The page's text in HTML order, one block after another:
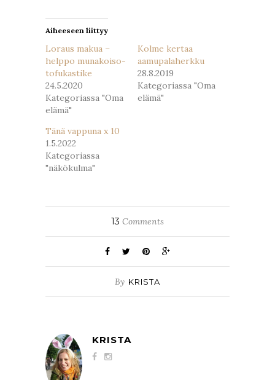
Aiheeseen liittyy
Loraus makua –
helppo munakoiso-
tofukastike
24.5.2020
Kategoriassa "Oma
elämä"
Kolme kertaa
aamupalaherkku
28.8.2019
Kategoriassa "Oma
elämä"
Tänä vappuna x 10
1.5.2022
Kategoriassa
"näkökulma"
13 Comments
By KRISTA
KRISTA